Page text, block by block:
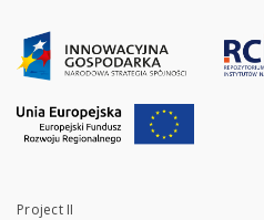
Project II